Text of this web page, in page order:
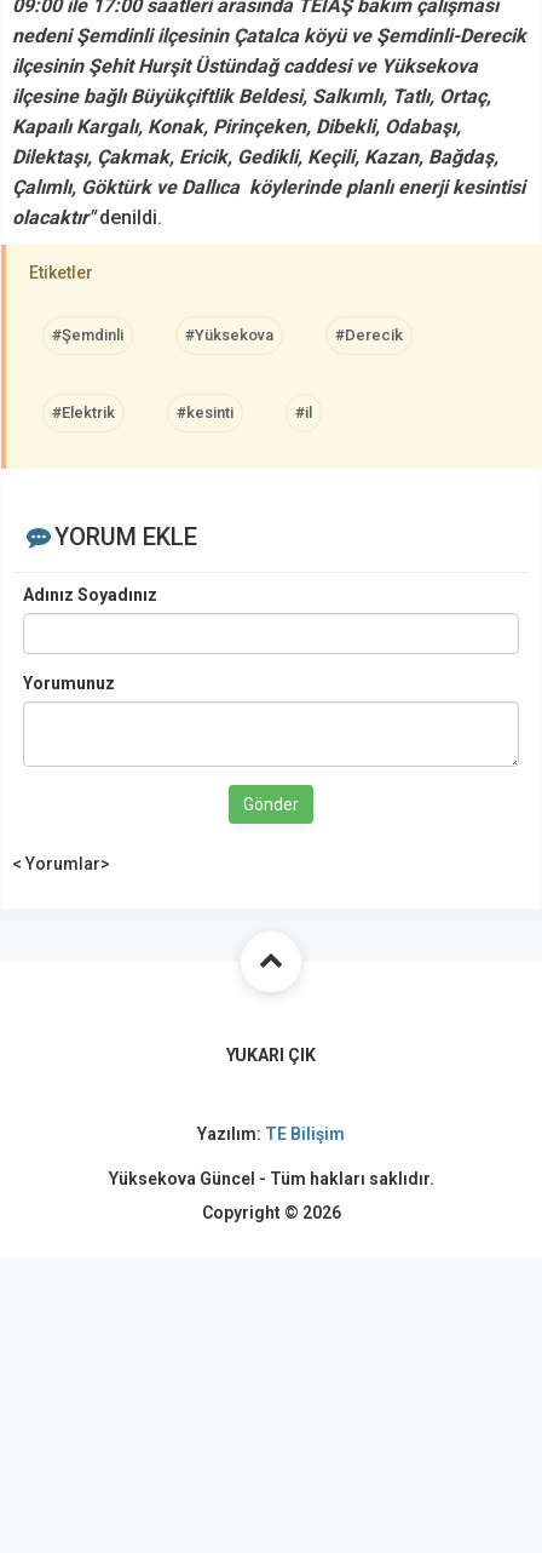
09:00 ile 17:00 saatleri arasında TEİAŞ bakım çalışması
nedeni Şemdinli ilçesinin Çatalca köyü ve Şemdinli-Derecik
ilçesinin Şehit Hurşit Üstündağ caddesi ve Yüksekova
ilçesine bağlı Büyükçiftlik Beldesi, Salkımlı, Tatlı, Ortaç,
Kapaılı Kargalı, Konak, Pirinçeken, Dibekli, Odabaşı,
Dilektaşı, Çakmak, Ericik, Gedikli, Keçili, Kazan, Bağdaş,
Çalımlı, Göktürk ve Dallıca köylerinde planlı enerji kesintisi
olacaktır"denildi.
Etiketler
#Şemdinli #Yüksekova #Derecik
#Elektrik #kesinti #il
YORUM EKLE
Adınız Soyadınız
Yorumunuz
Gönder
< Yorumlar>
YUKARI ÇIK
Yazılım: TE Bilişim
Yüksekova Güncel - Tüm hakları saklıdır.
Copyright © 2026